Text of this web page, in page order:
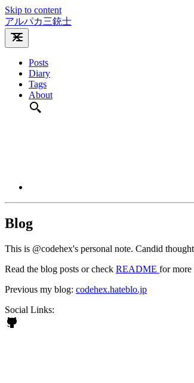
Skip to content
アルパカ三銃士
Posts
Diary
Tags
About
Blog
This is @codehex's personal note. Candid
Read the blog posts or check README for more
Previous my blog: codehex.hateblo.jp
Social Links: